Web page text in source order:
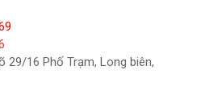
không khí được hút vào
Trong giai đoạn này,
29/16 Phố Trạm, Long biên,